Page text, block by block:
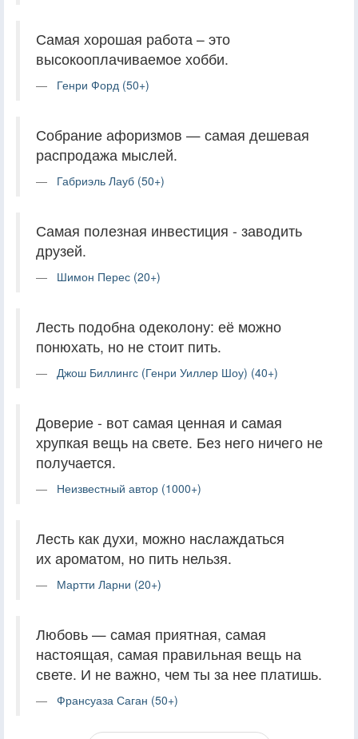
Самая хорошая работа – это
высокооплачиваемое хобби.
Генри Форд (50+)
Собрание афоризмов — самая дешевая
распродажа мыслей.
Габриэль Лауб (50+)
Самая полезная инвестиция - заводить
друзей.
Шимон Перес (20+)
Лесть подобна одеколону: её можно
понюхать, но не стоит пить.
Джош Биллингс (Генри Уиллер Шоу) (40+)
Доверие - вот самая ценная и самая
хрупкая вещь на свете. Без него ничего не
получается.
Неизвестный автор (1000+)
Лесть как духи, можно наслаждаться
их ароматом, но пить нельзя.
Мартти Ларни (20+)
Любовь — самая приятная, самая
настоящая, самая правильная вещь на
свете. И не важно, чем ты за нее платишь.
Франсуаза Саган (50+)